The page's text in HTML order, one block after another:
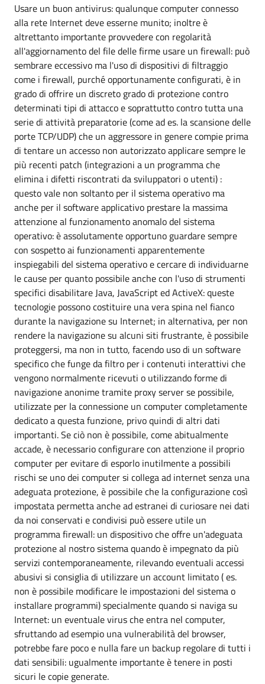
Usare un buon antivirus: qualunque computer connesso
alla rete Internet deve esserne munito; inoltre è
altrettanto importante provvedere con regolarità
all'aggiornamento del file delle firme usare un firewall: può
sembrare eccessivo ma l'uso di dispositivi di filtraggio
come i firewall, purché opportunamente configurati, è in
grado di offrire un discreto grado di protezione contro
determinati tipi di attacco e soprattutto contro tutta una
serie di attività preparatorie (come ad es. la scansione delle
porte TCP/UDP) che un aggressore in genere compie prima
di tentare un accesso non autorizzato applicare sempre le
più recenti patch (integrazioni a un programma che
elimina i difetti riscontrati da sviluppatori o utenti) :
questo vale non soltanto per il sistema operativo ma
anche per il software applicativo prestare la massima
attenzione al funzionamento anomalo del sistema
operativo: è assolutamente opportuno guardare sempre
con sospetto ai funzionamenti apparentemente
inspiegabili del sistema operativo e cercare di individuarne
le cause per quanto possibile anche con l'uso di strumenti
specifici disabilitare Java, JavaScript ed ActiveX: queste
tecnologie possono costituire una vera spina nel fianco
durante la navigazione su Internet; in alternativa, per non
rendere la navigazione su alcuni siti frustrante, è possibile
proteggersi, ma non in tutto, facendo uso di un software
specifico che funge da filtro per i contenuti interattivi che
vengono normalmente ricevuti o utilizzando forme di
navigazione anonime tramite proxy server se possibile,
utilizzate per la connessione un computer completamente
dedicato a questa funzione, privo quindi di altri dati
importanti. Se ciò non è possibile, come abitualmente
accade, è necessario configurare con attenzione il proprio
computer per evitare di esporlo inutilmente a possibili
rischi se uno dei computer si collega ad internet senza una
adeguata protezione, è possibile che la configurazione così
impostata permetta anche ad estranei di curiosare nei dati
da noi conservati e condivisi può essere utile un
programma firewall: un dispositivo che offre un'adeguata
protezione al nostro sistema quando è impegnato da più
servizi contemporaneamente, rilevando eventuali accessi
abusivi si consiglia di utilizzare un account limitato ( es.
non è possibile modificare le impostazioni del sistema o
installare programmi) specialmente quando si naviga su
Internet: un eventuale virus che entra nel computer,
sfruttando ad esempio una vulnerabilità del browser,
potrebbe fare poco e nulla fare un backup regolare di tutti i
dati sensibili: ugualmente importante è tenere in posti
sicuri le copie generate.